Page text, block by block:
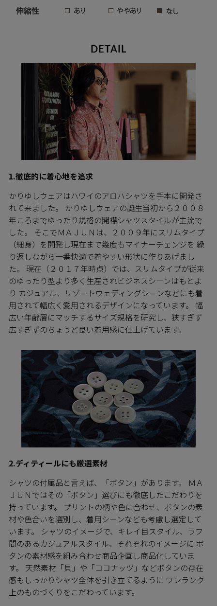
DETAIL
1.徹底的に着心地を追求
かりゆしウェアはハワイのアロハシャツを手本に開発さ
れて来ました。 かりゆしウェアの誕生当初から２００８
年ころまでゆったり規格の開襟シャツスタイルが主流で
した。 そこでＭＡＪＵＮは、２００９年にスリムタイプ
（細身）を開発し現在まで幾度もマイナーチェンジを 繰
り返しながら一番快適で着やすい形状に作りあげまし
た。 現在（２０１７年時点）では、スリムタイプが従来
のゆったり型より多く生産されビジネスシーンはもとよ
り カジュアル、リゾートウェディングシーンなどにも着
用されて幅広く愛用されるデザインになっています。 幅
広い年齢層にマッチするサイズ規格を研究し、狭すぎず
広すぎずのちょうど良い着用感に仕上げています。
2.ディティールにも厳選素材
シャツの付属品と言えば、「ボタン」があります。 ＭＡ
ＪＵＮではその「ボタン」選びにも徹底したこだわりを
持っています。 プリントの柄や色に合わせ、ボタンの素
材や色合いを選別し、着用シーンなども考慮し選定して
います。 シャツのイメージで、キレイ目スタイル、ラフ
間のあるカジュアルスタイル、それぞれのイメージに ボ
タンの素材感を組み合わせ商品企画し商品化していま
す。 天然素材「貝」や「ココナッツ」などボタンの存在
感もしっかりシャツ全体を引き立てるように ワンランク
上のものづくりをこだわっています。